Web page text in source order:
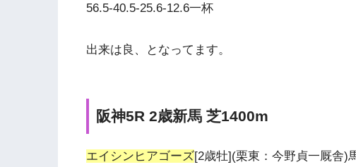
56.5-40.5-25.6-12.6一杯
出来は良、となってます。
阪神5R 2歳新馬 芝1400m
エイシンヒアゴーズ[2歳牡](栗東：今野貞一厩舎)